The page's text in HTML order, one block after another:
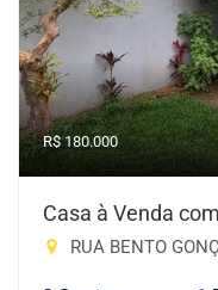
R$ 180.000
Casa à Venda
RUA BENTO